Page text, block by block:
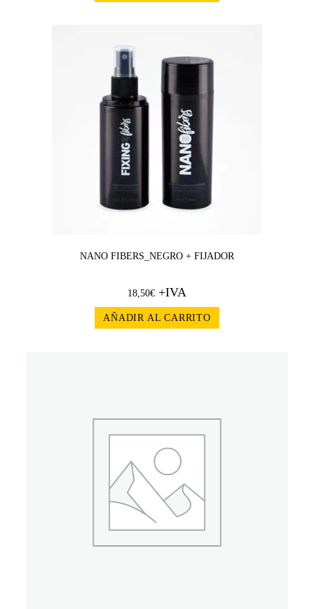
NANO FIBERS_NEGRO + FIJADOR
18,50€ +IVA
AÑADIR AL CARRITO